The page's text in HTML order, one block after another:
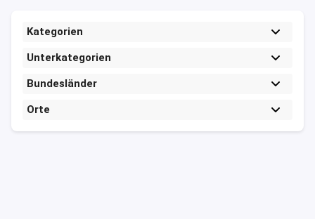
Kategorien
Unterkategorien
Bundesländer
Orte